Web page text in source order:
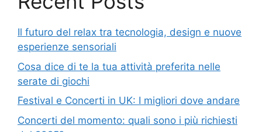
Il futuro del relax tra tecnologia, design e nuove
esperienze sensoriali
Cosa dice di te la tua attività preferita nelle
serate di giochi
Festival e Concerti in UK: I migliori dove andare
Concerti del momento: quali sono i più richiesti